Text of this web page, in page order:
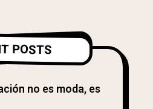
POSTS
no es moda, es